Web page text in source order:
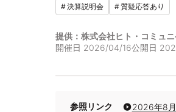
#決算説明会 #質疑応答あり
提供：株式会社ヒト・コミュ
開催日 2026/04/16公開日
参照リンク 2026年8